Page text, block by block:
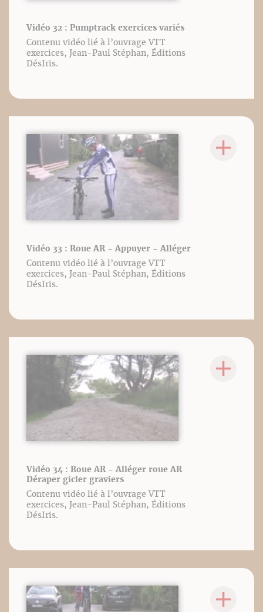
Vidéo 32 : Pumptrack exercices variés
Contenu vidéo lié à l’ouvrage VTT
exercices, Jean-Paul Stéphan, Éditions
DésIris.
Vidéo 33 : Roue AR - Appuyer - Alléger
Contenu vidéo lié à l’ouvrage VTT
exercices, Jean-Paul Stéphan, Éditions
DésIris.
Vidéo 34 : Roue AR - Alléger roue AR
Déraper gicler graviers
Contenu vidéo lié à l’ouvrage VTT
exercices, Jean-Paul Stéphan, Éditions
DésIris.